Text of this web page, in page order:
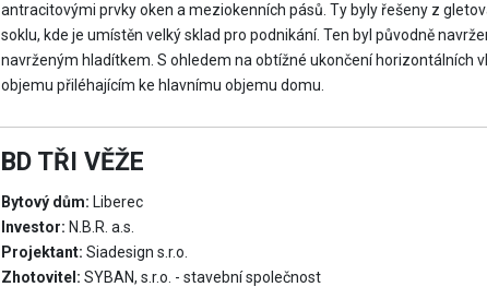
antracitovými prvky oken a meziokenních pásů. Ty byly řešeny z
soklu, kde je umístěn velký sklad pro podnikání. Ten byl původně
navrženým hladítkem. S ohledem na obtížné ukončení horizontálních
objemu přiléhajícím ke hlavnímu objemu domu.
BD TŘI VĚŽE
Bytový dům: Liberec
Investor: N.B.R. a.s.
Projektant: Siadesign s.r.o.
Zhotovitel: SYBAN, s.r.o. - stavební společnost